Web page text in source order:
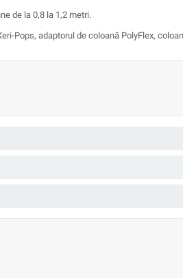
de la 0,8 la 1,2 metri.
Pops, adaptorul de coloană PolyFlex,